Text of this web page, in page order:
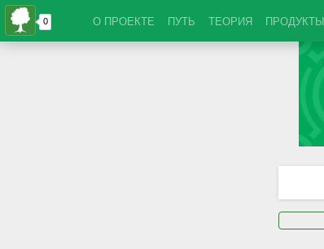
О ПРОЕКТЕ ПУТЬ ТЕОРИЯ ПРОДУКТЫ